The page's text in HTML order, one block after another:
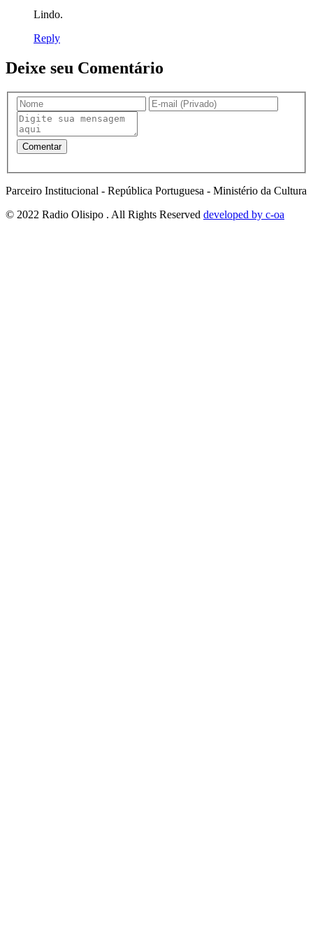
Lindo.
Reply
Deixe seu Comentário
Parceiro Institucional - República Portuguesa - Ministério da Cultura
© 2022 Radio Olisipo . All Rights Reserved developed by c-oa